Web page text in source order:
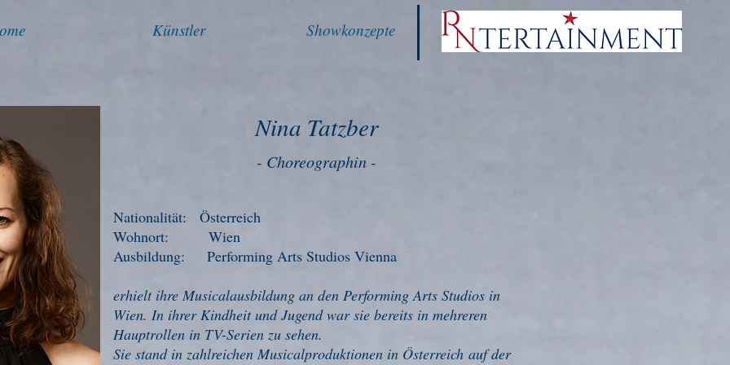
Künstler Showkonzepte
Nina Tatzber
- Choreographin-
Nationalität: Österreich
Wohnort: Wien
Ausbildung: Performing Arts Studios Vienna
erhielt ihre Musicalausbildung an den Performing Arts Studios in
Wien. In ihrer Kindheit und Jugend war sie bereits in mehreren
Hauptrollen in TV-Serien zu sehen.
Sie stand in zahlreichen Musicalproduktionen in Österreich auf der